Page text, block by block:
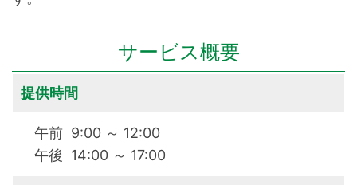
サービス概要
提供時間
午前 9:00 ～ 12:00
午後 14:00 ～ 17:00